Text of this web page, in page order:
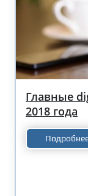
Главные
2018 года